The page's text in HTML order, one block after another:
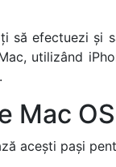
să efectuezi și
utilizând
Mac
acești pași